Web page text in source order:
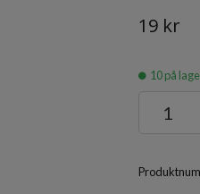
19 kr
10på